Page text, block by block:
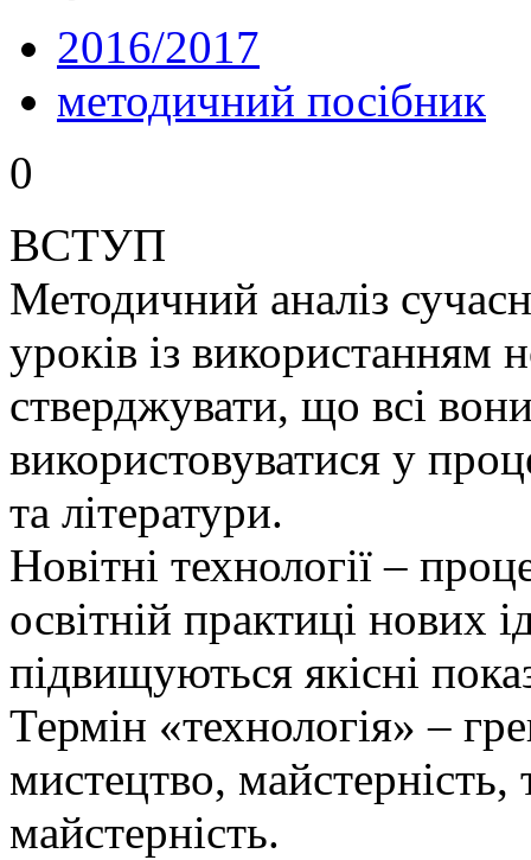
2016/2017
методичний посібник
0
ВСТУП
Методичний аналіз
уроків із використанням
стверджувати, що всі
використовуватися у
та літератури.
Новітні технології –
освітній практиці нових
підвищуються якісні
Термін «технологія» –
мистецтво,
майстерність.